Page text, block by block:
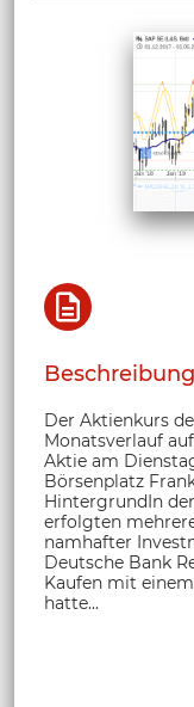
Beschreibung
Der Aktienkurs
Monatsverlauf
Aktie am
Börsenplatz
HintergrundIn
erfolgten
namhafter
Deutsche Bank
Kaufen mit
hatte...